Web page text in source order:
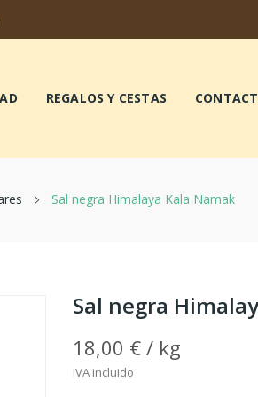
REGALOS Y CESTAS
Sal negra Himalaya Kala Namak
Sal negra
18,00 € / kg
IVA incluido